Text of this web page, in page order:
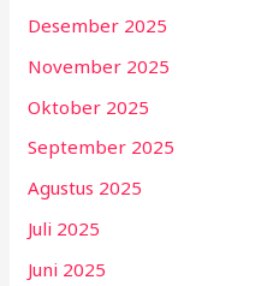
Desember 2025
November 2025
Oktober 2025
September 2025
Agustus 2025
Juli 2025
Juni 2025